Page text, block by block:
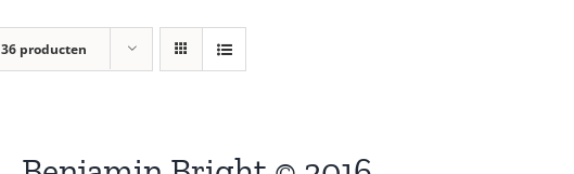
36 producten